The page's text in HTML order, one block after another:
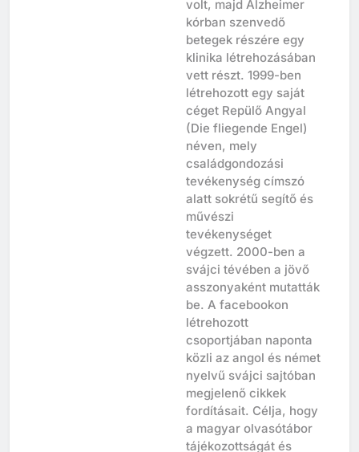
volt, majd Alzheimer
kórban szenvedő
betegek részére egy
klinika létrehozásában
vett részt. 1999-ben
létrehozott egy saját
céget Repülő Angyal
(Die fliegende Engel)
néven, mely
családgondozási
tevékenység címszó
alatt sokrétű segítő és
művészi
tevékenységet
végzett. 2000-ben a
svájci tévében a jövő
asszonyaként mutatták
be. A facebookon
létrehozott
csoportjában naponta
közli az angol és német
nyelvű svájci sajtóban
megjelenő cikkek
fordításait. Célja, hogy
a magyar olvasótábor